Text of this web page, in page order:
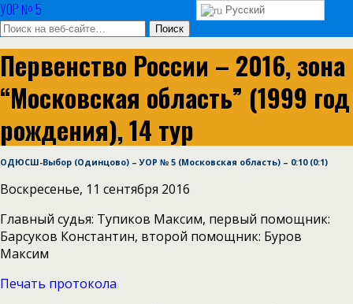
УОР № 5
Первенство России – 2016, зона
“Московская область” (1999 год
рождения), 14 тур
ОДЮСШ-Выбор (Одинцово) – УОР № 5 (Московская область) – 0:10 (0:1)
Воскресенье, 11 сентября 2016
Главный судья: Тупиков Максим, первый помощник:
Барсуков Константин, второй помощник: Буров
Максим
Печать протокола
Русский